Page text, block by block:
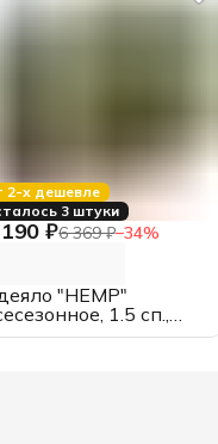
2-х дешевле
3 штуки
₽6 369 ₽−34%
"HEMP"
1.5 сп.,
MOYЁ HOME